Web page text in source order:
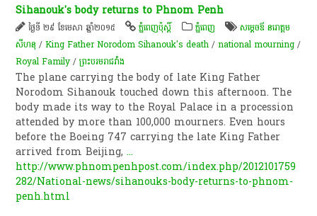
Sihanouk's body returns to Phnom Penh
ថ្ងៃទី ២៩ ខែមេសា ឆ្នាំ២០១៥ ភ្នំពេញប៉ុស្តិ៍ ភ្នំពេញ
សម្ដេចឪ នរោត្តម
សីហនុ /King Father Norodom Sihanouk's death /national mourning /
Royal Family /ព្រះ​បរម​រាជវាំង​
The plane carrying the body of late King Father
Norodom Sihanouk touched down this afternoon. The
body made its way to the Royal Palace in a procession
attended by more than 100,000 mourners. Even hours
before the Boeing 747 carrying the late King Father
arrived from Beijing,...
http://www.phnompenhpost.com/index.php/2012101759
282/National-news/sihanouks-body-returns-to-phnom-
penh.html